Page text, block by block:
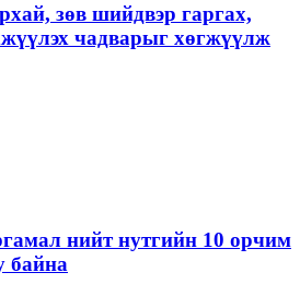
зөв шийдвэр гаргах,
чадварыг хөгжүүлж
нийт нутгийн 10 орчим
байна